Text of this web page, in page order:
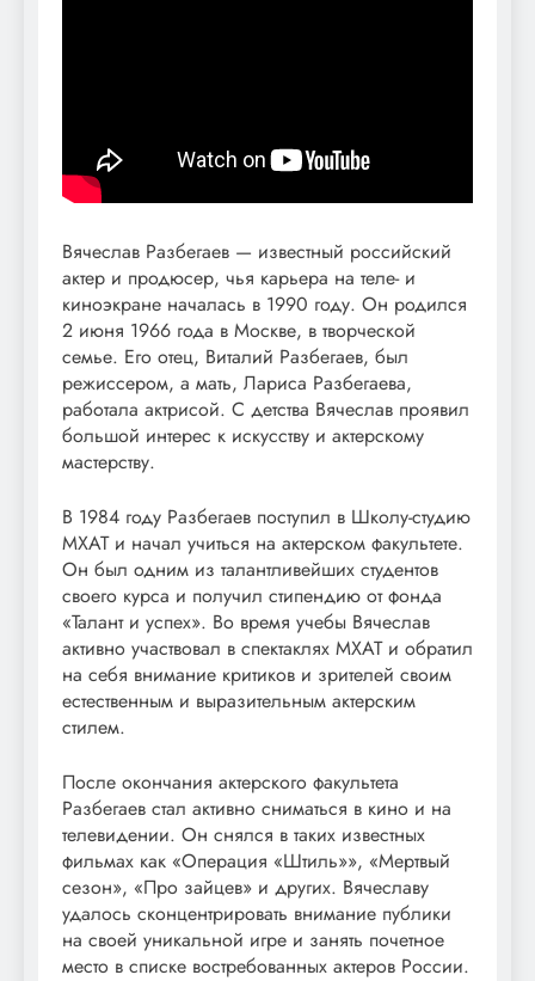
Вячеслав Разбегаев — известный российский
актер и продюсер, чья карьера на теле- и
киноэкране началась в 1990 году. Он родился
2 июня 1966 года в Москве, в творческой
семье. Его отец, Виталий Разбегаев, был
режиссером, а мать, Лариса Разбегаева,
работала актрисой. С детства Вячеслав проявил
большой интерес к искусству и актерскому
мастерству.
В 1984 году Разбегаев поступил в Школу-студию
МХАТ и начал учиться на актерском факультете.
Он был одним из талантливейших студентов
своего курса и получил стипендию от фонда
«Талант и успех». Во время учебы Вячеслав
активно участвовал в спектаклях МХАТ и обратил
на себя внимание критиков и зрителей своим
естественным и выразительным актерским
стилем.
После окончания актерского факультета
Разбегаев стал активно сниматься в кино и на
телевидении. Он снялся в таких известных
фильмах как «Операция «Штиль»», «Мертвый
сезон», «Про зайцев» и других. Вячеславу
удалось сконцентрировать внимание публики
на своей уникальной игре и занять почетное
место в списке востребованных актеров России.